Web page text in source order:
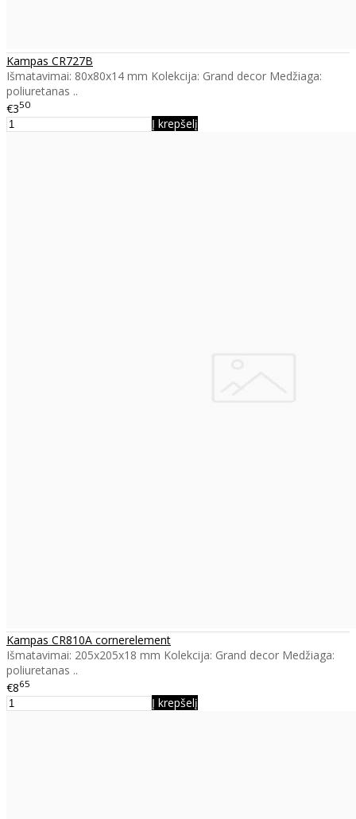
Kampas CR727B
Išmatavimai: 80x80x14 mm Kolekcija: Grand decor Medžiaga:
poliuretanas ..
€350
Į krepšelį
Kampas CR810A cornerelement
Išmatavimai: 205x205x18 mm Kolekcija: Grand decor Medžiaga:
poliuretanas ..
€865
Į krepšelį